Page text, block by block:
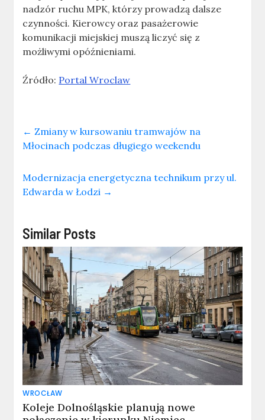
nadzór ruchu MPK, którzy prowadzą dalsze
czynności. Kierowcy oraz pasażerowie
komunikacji miejskiej muszą liczyć się z
możliwymi opóźnieniami.
Źródło: Portal Wroclaw
← Zmiany w kursowaniu tramwajów na
Młocinach podczas długiego weekendu
Modernizacja energetyczna technikum przy ul.
Edwarda w Łodzi →
Similar Posts
WROCŁAW
Koleje Dolnośląskie planują nowe